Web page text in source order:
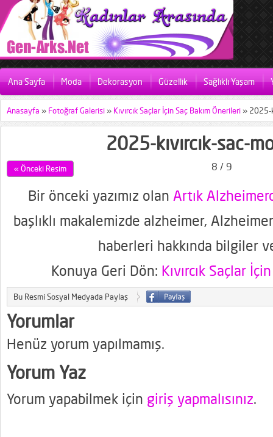
Ana Sayfa Moda Dekorasyon Güzellik Sağlıklı Yaşam
Anasayfa » Fotoğraf Galerisi » Kıvırcık Saçlar İçin Saç Bakım Önerileri » 2025-
2025-kıvırcık-sac-
« Önceki Resim 8 / 9
Bir önceki yazımız olan Artık
başlıklı makalemizde alzheimer,
haberleri hakkında bilgiler
Konuya Geri Dön: Kıvırcık Saçlar
Bu Resmi Sosyal Medyada Paylaş
Yorumlar
Henüz yorum yapılmamış.
Yorum Yaz
Yorum yapabilmek için giriş yapmalısınız.